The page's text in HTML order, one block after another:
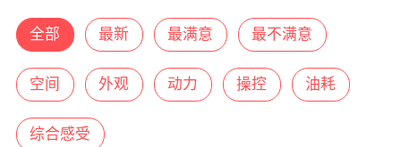
全部 最新 最满意 最不满意
空间 外观 动力 操控 油耗
综合感受